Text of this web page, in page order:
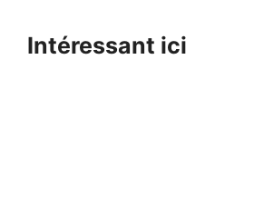
contentIntéressant ici